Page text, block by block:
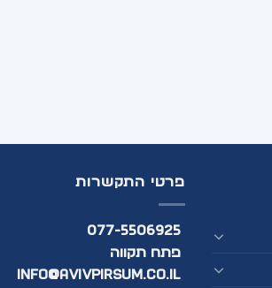
פרטי התקשרות
077-5506925
פתח תקווה
info@avivpirsum.co.il